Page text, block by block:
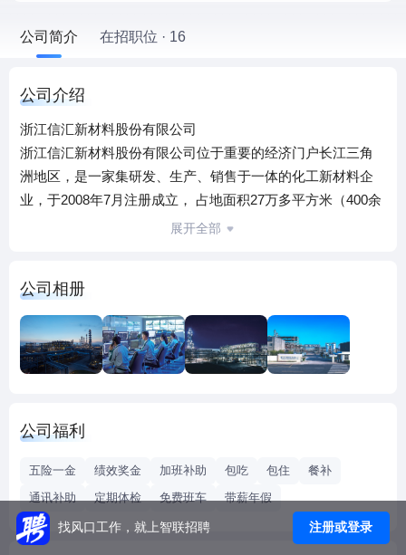
公司简介 在招职位 · 16
公司介绍
浙江信汇新材料股份有限公司
浙江信汇新材料股份有限公司位于重要的经济门户长江三角
洲地区，是一家集研发、生产、销售于一体的化工新材料企
业，于2008年7月注册成立， 占地面积27万多平方米（400余
亩），现有员工500余人，是目前国内产能最大、产品牌号最
期产能20万吨，三期规划15万吨，届时浙江信汇将成为全球
最具竞争力的企业之一。
公司始终坚持“科技兴企”的理念，自成立之初即建立研发中
心，并积极与清华大学、大连理工大学、清华长三角研究院
提升公司安全生产及先进管理理念，受到了国务院副总理马
内市场。
福利待遇
展开全部
公司相册
公司福利
五险一金 绩效奖金 加班补助 包吃 包住
餐补
通讯补助
定期体检 免费班车 带薪年假
找风口工作，就上智联招聘 注册或登录